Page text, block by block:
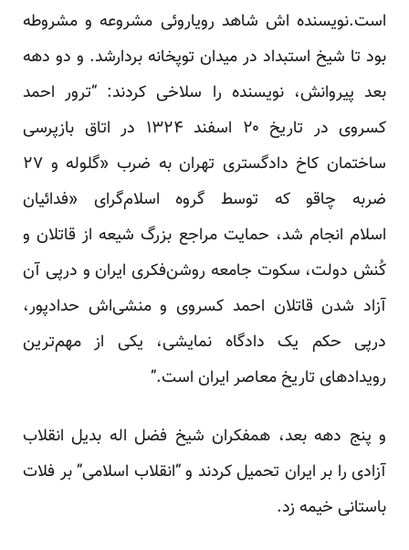
است.نویسنده اش شاهد رویاروئی مشروعه و مشروطه
بود تا شیخ استبداد در میدان توپخانه بردارشد. و دو دهه
بعد پیروانش، نویسنده را سلاخی کردند: “ترور احمد
کسروی در تاریخ ۲۰ اسفند ۱۳۲۴ در اتاق بازپرسی
ساختمان کاخ دادگستری تهران
به ضرب «گلوله و ۲۷
ضربه چاقو که توسط گروه اسلام‌گرای «فدائیان
اسلام انجام شد، حمایت مراجع بزرگ شیعه از قاتلان و
کُنش دولت، سکوت جامعه روشن‌فکری ایران و درپی آن
آزاد شدن قاتلان احمد کسروی و منشی‌اش حدادپور،
درپی حکم یک دادگاه نمایشی، یکی از مهم‌ترین
رویدادهای تاریخ معاصر ایران است.”
و پنج دهه بعد، همفکران شیخ فضل اله بدیل انقلاب
آزادی را بر ایران تحمیل کردند و “انقلاب اسلامی” بر فلات
باستانی خیمه زد.